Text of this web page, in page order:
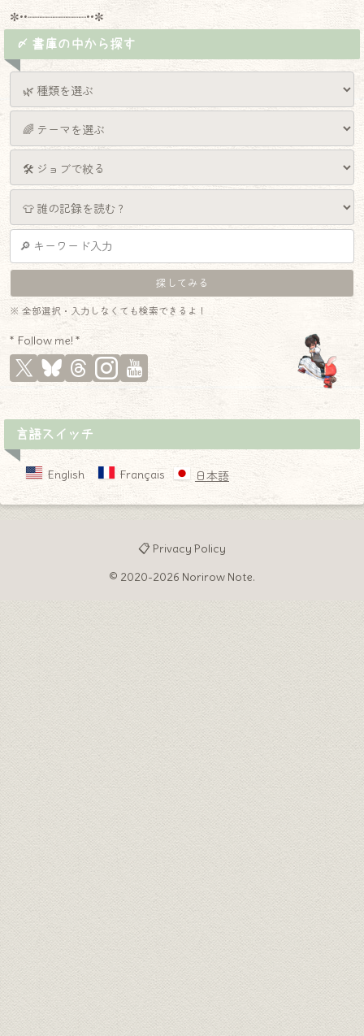
✼••┈┈┈┈┈┈┈┈┈••✼
〆 書庫の中から探す
※ 全部選択・入力しなくても検索できるよ！
* Follow me! *
言語スイッチ
English Français 日本語
📋 Privacy Policy
© 2020-2026 Norirow Note.